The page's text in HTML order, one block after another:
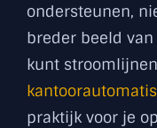
ondersteunen,
breder beeld
kunt
praktijk voor je